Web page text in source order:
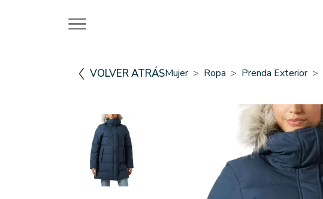
VOLVER ATRÁSMujer Ropa Prenda Exterior